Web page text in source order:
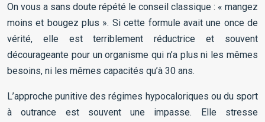
On vous a sans doute répété le conseil classique : « mangez
moins et bougez plus ». Si cette formule avait une once de
vérité, elle est terriblement réductrice et souvent
décourageante pour un organisme qui n’a plus ni les mêmes
besoins, ni les mêmes capacités qu’à 30 ans.
L’approche punitive des régimes hypocaloriques ou du sport
à outrance est souvent une impasse. Elle stresse